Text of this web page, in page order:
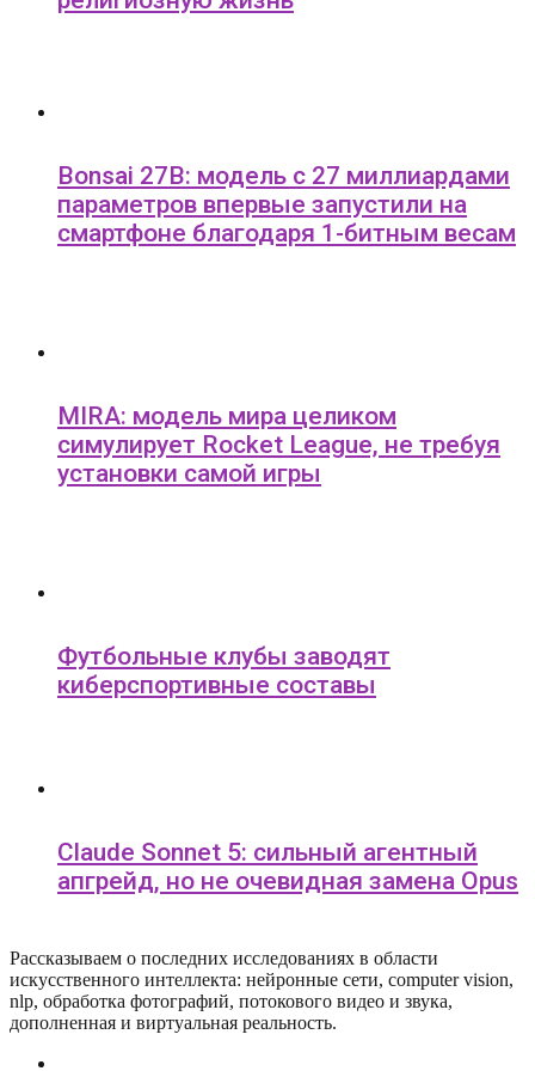
Bonsai 27B: модель с 27 миллиардами
параметров впервые запустили на
смартфоне благодаря 1-битным весам
MIRA: модель мира целиком
симулирует Rocket League, не требуя
установки самой игры
Футбольные клубы заводят
киберспортивные составы
Claude Sonnet 5: сильный агентный
апгрейд, но не очевидная замена Opus
Рассказываем о последних исследованиях в области
искусcтвенного интеллекта: нейронные сети, computer vision,
nlp, обработка фотографий, потокового видео и звука,
дополненная и виртуальная реальность.